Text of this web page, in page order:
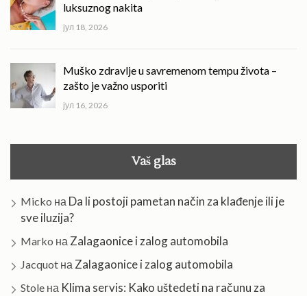
luksuznog nakita
јул 18, 2026
Muško zdravlje u savremenom tempu života –
zašto je važno usporiti
јул 16, 2026
Vaš glas
Micko на Da li postoji pametan način za klađenje ili je
sve iluzija?
Marko на Zalagaonice i zalog automobila
Jacquot на Zalagaonice i zalog automobila
Stole на Klima servis: Kako uštedeti na računu za